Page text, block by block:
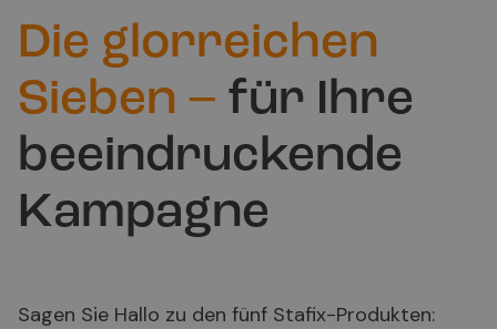
Die glorreichen
Sieben – für Ihre
beeindruckende
Kampagne
Sagen Sie Hallo zu den fünf Stafix-Produkten: